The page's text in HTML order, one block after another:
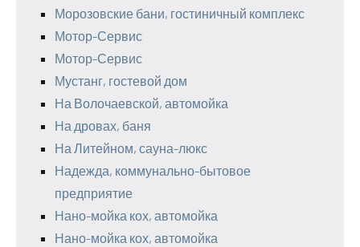
Морозовские бани, гостиничный комплекс
Мотор-Сервис
Мотор-Сервис
Мустанг, гостевой дом
На Волочаевской, автомойка
На дровах, баня
На Литейном, сауна-люкс
Надежда, коммунально-бытовое
предприятие
Нано-мойка кох, автомойка
Нано-мойка кох, автомойка